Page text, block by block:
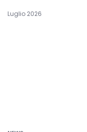
Luglio 2026